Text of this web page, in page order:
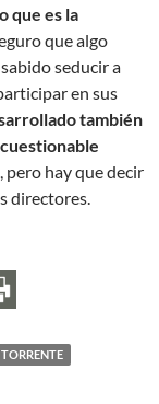
que es la
que algo
seducir a
en sus
también
hay que decir
directores.
lamentable
TORRENTE